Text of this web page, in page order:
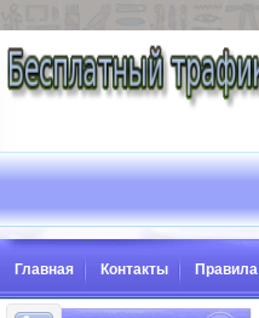
Главная Контакты Правила